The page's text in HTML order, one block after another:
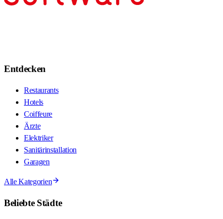
Entdecken
Restaurants
Hotels
Coiffeure
Ärzte
Elektriker
Sanitärinstallation
Garagen
Alle Kategorien
Beliebte Städte